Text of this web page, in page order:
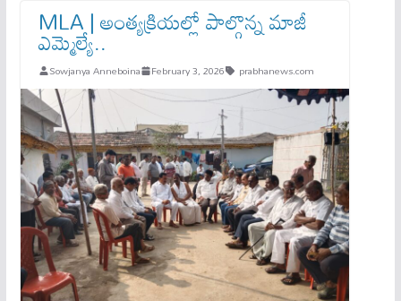
MLA | అంత్యక్రియల్లో పాల్గొన్న మాజీ
ఎమ్మెల్యే..
Sowjanya Anneboina February 3, 2026 prabhanews.com